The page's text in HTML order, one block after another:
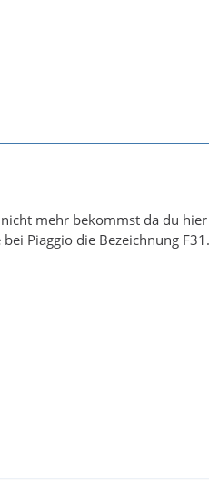
mehr bekommst da du
Piaggio die Bezeichnung F31.